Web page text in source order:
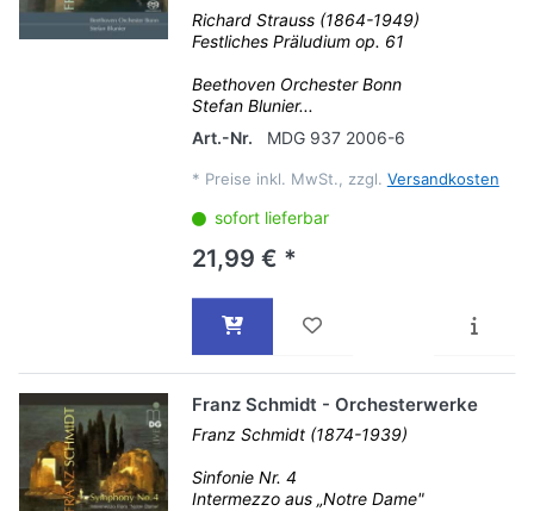
Richard Strauss (1864-1949)
Festliches Präludium op. 61
Beethoven Orchester Bonn
Stefan Blunier...
Art.-Nr.
MDG 937 2006-6
* Preise inkl. MwSt., zzgl. Versandkosten
sofort lieferbar
21,99 € *
Franz Schmidt - Orchesterwerke
Franz Schmidt (1874-1939)
Sinfonie Nr. 4
Intermezzo aus „Notre Dame"